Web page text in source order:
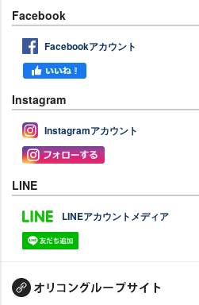
Facebook
Facebookアカウント
Instagram
Instagramアカウント
LINE
LINEアカウントメディア